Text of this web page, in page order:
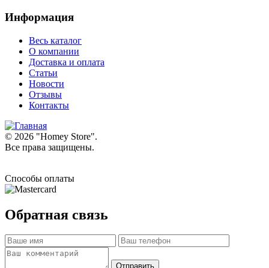
Информация
Весь каталог
О компании
Доставка и оплата
Статьи
Новости
Отзывы
Контакты
© 2026 "Homey Store".
Все права защищены.
Способы оплаты
Обратная связь